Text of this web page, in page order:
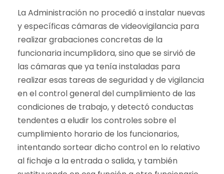
La Administración no procedió a instalar nuevas
y específicas cámaras de videovigilancia para
realizar grabaciones concretas de la
funcionaria incumplidora, sino que se sirvió de
las cámaras que ya tenía instaladas para
realizar esas tareas de seguridad y de vigilancia
en el control general del cumplimiento de las
condiciones de trabajo, y detectó conductas
tendentes a eludir los controles sobre el
cumplimiento horario de los funcionarios,
intentando sortear dicho control en lo relativo
al fichaje a la entrada o salida, y también